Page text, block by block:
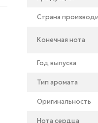
Страна
Конечная нота
Год выпуска
Тип аромата
Оригинальность
Нота сердца